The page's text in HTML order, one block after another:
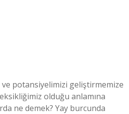
ve potansiyelimizi geliştirmemize
olduğu anlamına
ne demek? Yay burcunda